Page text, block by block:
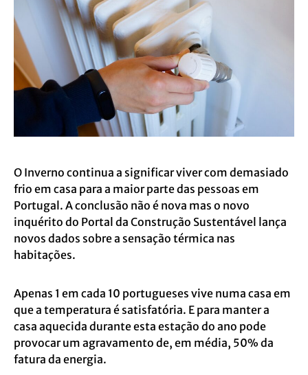
O Inverno continua a significar viver com demasiado
frio em casa para a maior parte das pessoas em
Portugal. A conclusão não é nova mas o novo
inquérito do Portal da Construção Sustentável lança
novos dados sobre a sensação térmica nas
habitações.
Apenas 1 em cada 10 portugueses vive numa casa em
que a temperatura é satisfatória. E para manter a
casa aquecida durante esta estação do ano pode
provocar um agravamento de, em média, 50% da
fatura da energia.